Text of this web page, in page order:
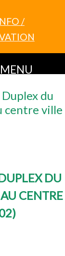
/
MENU
du
centre ville
DU
CENTRE
)